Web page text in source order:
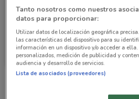
Grupo Financiero Inbursa
10 km
Tanto nosotros como nuestros
datos para proporcionar:
Utilizar datos de localización geográfica
las características del dispositivo para su
información en un dispositivo y/o acceder a
personalizados, medición de publicidad y
audiencia y desarrollo de servicios.
Lista de asociados (proveedores)